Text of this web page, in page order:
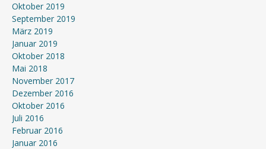
Oktober 2019
September 2019
März 2019
Januar 2019
Oktober 2018
Mai 2018
November 2017
Dezember 2016
Oktober 2016
Juli 2016
Februar 2016
Januar 2016